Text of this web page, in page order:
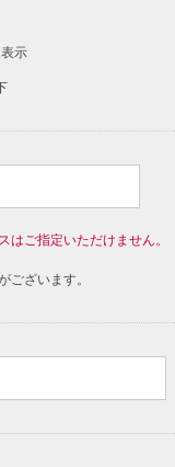
示
はご指定いただけません。
ざいます。